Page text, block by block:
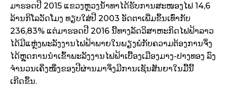
ມາຮອດປີ 2015 ແຂວງຫຼວງນ້ຳທາໄດ້ຮັບການສະໜອງໄຟ 14,6
ລ້ານກິໂລວັດໂມງ ທຽບໃສ່ປີ 2003 ອັດຕາເພີ່ມຂຶ້ນເທົ່າກັບ
236,83% ແຕ່ມາຮອດປີ 2016 ນີ້ທາງລັດວິສາຫະກິດໄຟຟ້າລາວ
ໄດ້ມີແຫຼ່ງພະລັງງານໄຟຟ້າພາຍໃນພຽງພໍກັບຄວາມຕ້ອງການຈິ່ງ
ໄດ້ຫຼຸດການນຳເຂົ້າພະລັງງານໄຟຟ້າເບື້ອງເມືອງມາງ-ປາງທອງ ລົງ
ຈຳນວນເຄິ່ງໜຶ່ງຂອງປີຜ່ານມາຈິ່ງມີການເຊັນສັນຍາໃນມື້ນີ້
ເກີດຂຶ້ນ.